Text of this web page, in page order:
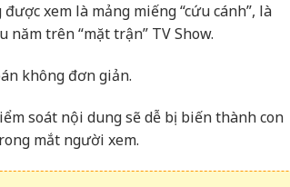
xem là mảng miếng “cứu cánh”, là
trên “mặt trận” TV Show.
không đơn giản.
soát nội dung sẽ dễ bị biến thành con
mắt người xem.